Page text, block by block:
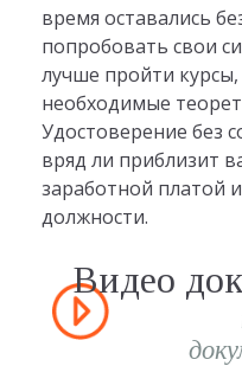
время оставались
попробовать свои
лучше пройти
необходимые
Удостоверение без
вряд ли приблизит
заработной платой
должности.
Видео